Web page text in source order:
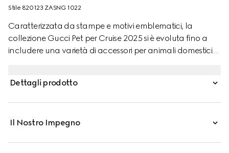
Stile ‎820123 ZASNG 1022
Caratterizzata da stampe e motivi emblematici, la
collezione Gucci Pet per Cruise 2025 si è evoluta fino a
includere una varietà di accessori per animali domestici
domestici presenta un logo Gucci in rilievo e un dettaglio
Dettagli prodotto
Il Nostro Impegno